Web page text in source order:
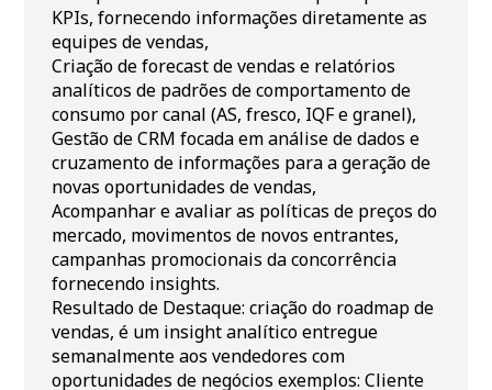
KPIs, fornecendo informações diretamente as
equipes de vendas,
Criação de forecast de vendas e relatórios
analíticos de padrões de comportamento de
consumo por canal (AS, fresco, IQF e granel),
Gestão de CRM focada em análise de dados e
cruzamento de informações para a geração de
novas oportunidades de vendas,
Acompanhar e avaliar as políticas de preços do
mercado, movimentos de novos entrantes,
campanhas promocionais da concorrência
fornecendo insights.
Resultado de Destaque: criação do roadmap de
vendas, é um insight analítico entregue
semanalmente aos vendedores com
oportunidades de negócios exemplos: Cliente